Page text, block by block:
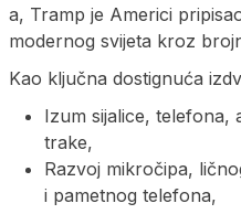
a, Tramp je Americi
modernog svijeta kroz
Kao ključna dostignuća
Izum sijalice, telefona,
trake,
Razvoj mikročipa,
i pametnog telefona,